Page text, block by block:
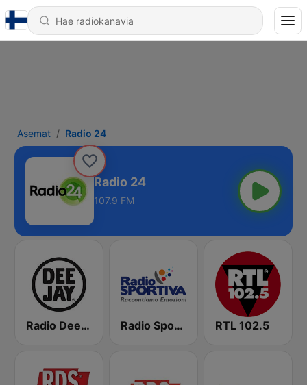
Asemat Radio 24
Radio 24
107.9 FM
Radio Deejay Radio Sportiva RTL 102.5